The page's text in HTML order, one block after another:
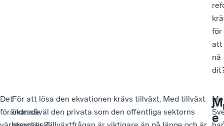
för
att
nå
Det
förändrade
För att lösa den ekvationen krävs tillväxt. Med tillväxt
ökar såväl den privata som den offentliga sektorns
M
e